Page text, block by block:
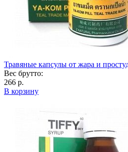
Травяные капсулы от жара и
Вес брутто:
266 р.
В корзину